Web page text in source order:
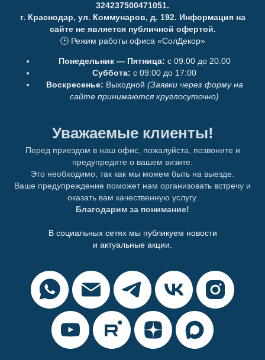
324237500471051.
г. Краснодар, ул. Коммунаров, д. 192. Информация на
сайте не является публичной офертой.
🕒 Режим работы офиса «СолДекор»
Понедельник — Пятница: с 09:00 до 20:00
Суббота: с 09:00 до 17:00
Воскресенье: Выходной (Заявки через форму на
сайте принимаются круглосуточно)
Уважаемые клиенты!
Перед приездом в наш офис, пожалуйста, позвоните и
предупредите о вашем визите.
Это необходимо, так как мы можем быть на выезде.
Ваше предупреждение поможет нам организовать встречу и
оказать вам качественную услугу.
Благодарим за понимание!
В социальных сетях мы публикуем новости
и актуальные акции.